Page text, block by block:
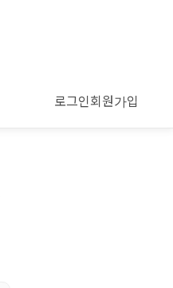
로그인회원가입